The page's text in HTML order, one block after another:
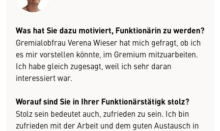
Was hat Sie dazu motiviert, Funktionärin zu werden?
Gremialobfrau Verena Wieser hat mich gefragt, ob ich
es mir vorstellen könnte, im Gremium mitzuarbeiten.
Ich habe gleich zugesagt, weil ich sehr daran
interessiert war.
Worauf sind Sie in Ihrer Funktionärstätigk stolz?
Stolz sein bedeutet auch, zufrieden zu sein. Ich bin
zufrieden mit der Arbeit und dem guten Austausch in